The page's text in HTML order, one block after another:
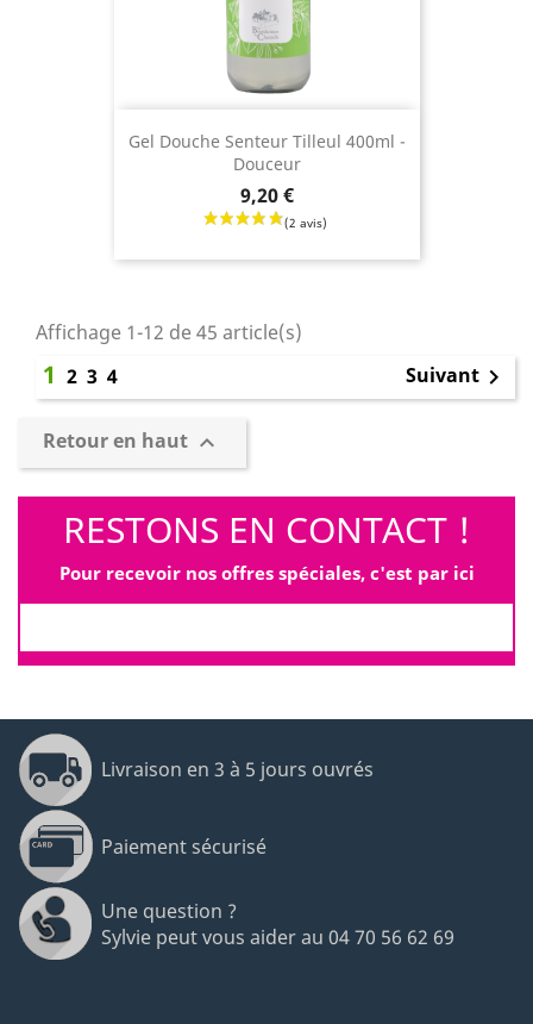
(85
Gel Douche Senteur Tilleul 400ml -
Douceur
9,20 €
Affichage 1-12 de 45 article(s)
1 2 3 4 Suivant 
Retour en haut 
RESTONS EN CONTACT !
Pour recevoir nos offres spéciales, c'est par ici
Livraison en 3 à 5 jours ouvrés
Paiement sécurisé
Une question ?
Sylvie peut vous aider au 04 70 56 62 69